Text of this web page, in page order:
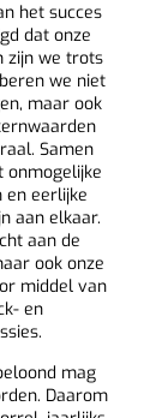
het succes
dat onze
zijn we trots
we niet
maar ook
Samen
onmogelijke
en eerlijke
aan elkaar.
aan de
ook onze
middel van
en
mag
Daarom